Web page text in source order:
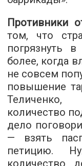
Противники
том, что
погрязнуть
более, когда
не совсем
повышение
Теличенко,
количество
дело
— взять
петицию.
количество